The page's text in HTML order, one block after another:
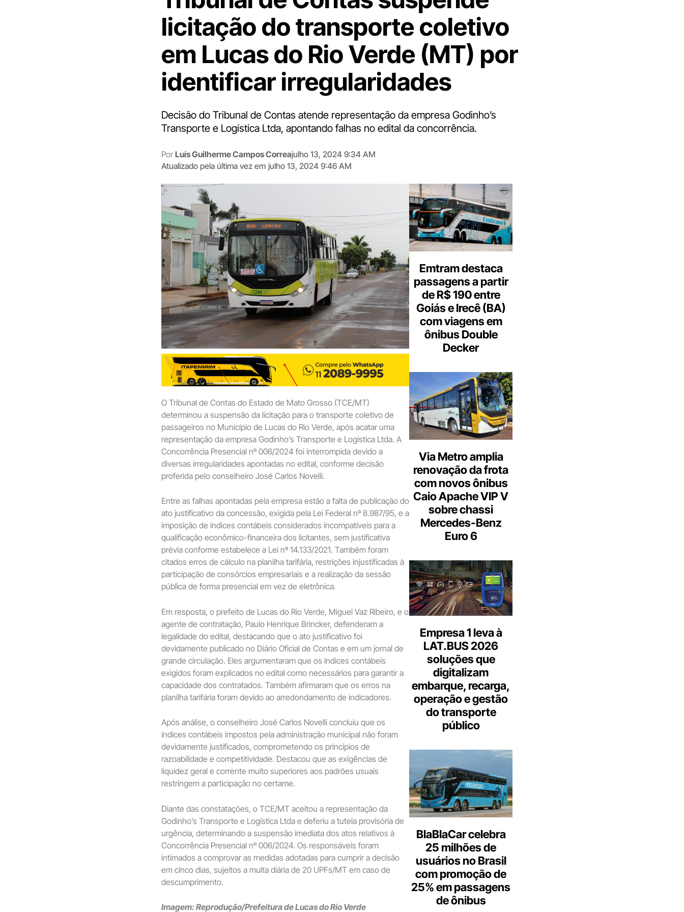
licitação do transporte coletivo
em Lucas do Rio Verde (MT) por
identificar irregularidades
Decisão do Tribunal de Contas atende representação da empresa Godinho’s
Transporte e Logística Ltda, apontando falhas no edital da concorrência.
Por Luís Guilherme Campos Correajulho 13, 2024 9:34 AM
Atualizado pela última vez em julho 13, 2024 9:46 AM
O Tribunal de Contas do Estado de Mato Grosso (TCE/MT)
determinou a suspensão da licitação para o transporte coletivo de
passageiros no Município de Lucas do Rio Verde, após acatar uma
representação da empresa Godinho’s Transporte e Logística Ltda. A
Concorrência Presencial nº 006/2024 foi interrompida devido a
diversas irregularidades apontadas no edital, conforme decisão
proferida pelo conselheiro José Carlos Novelli.
Entre as falhas apontadas pela empresa estão a falta de publicação do
ato justificativo da concessão, exigida pela Lei Federal nº 8.987/95, e a
imposição de índices contábeis considerados incompatíveis para a
qualificação econômico-financeira dos licitantes, sem justificativa
prévia conforme estabelece a Lei nº 14.133/2021. Também foram
citados erros de cálculo na planilha tarifária, restrições injustificadas à
participação de consórcios empresariais e a realização da sessão
pública de forma presencial em vez de eletrônica.
Em resposta, o prefeito de Lucas do Rio Verde, Miguel Vaz Ribeiro, e o
agente de contratação, Paulo Henrique Brincker, defenderam a
legalidade do edital, destacando que o ato justificativo foi
devidamente publicado no Diário Oficial de Contas e em um jornal de
grande circulação. Eles argumentaram que os índices contábeis
exigidos foram explicados no edital como necessários para garantir a
capacidade dos contratados. Também afirmaram que os erros na
planilha tarifária foram devido ao arredondamento de indicadores.
Após análise, o conselheiro José Carlos Novelli concluiu que os
índices contábeis impostos pela administração municipal não foram
devidamente justificados, comprometendo os princípios de
razoabilidade e competitividade. Destacou que as exigências de
liquidez geral e corrente muito superiores aos padrões usuais
restringem a participação no certame.
Diante das constatações, o TCE/MT aceitou a representação da
Godinho’s Transporte e Logística Ltda e deferiu a tutela provisória de
urgência, determinando a suspensão imediata dos atos relativos à
Concorrência Presencial nº 006/2024. Os responsáveis foram
intimados a comprovar as medidas adotadas para cumprir a decisão
em cinco dias, sujeitos a multa diária de 20 UPFs/MT em caso de
descumprimento.
Imagem: Reprodução/Prefeitura de Lucas do Rio Verde
Emtram destaca
passagens a partir
de R$ 190 entre
Goiás e Irecê (BA)
com viagens em
ônibus Double
Decker
Via Metro amplia
renovação da frota
com novos ônibus
Caio Apache VIP V
sobre chassi
Mercedes-Benz
Euro 6
Empresa 1 leva à
LAT.BUS 2026
soluções que
digitalizam
embarque, recarga,
operação e gestão
do transporte
público
BlaBlaCar celebra
25 milhões de
usuários no Brasil
com promoção de
25% em passagens
de ônibus
Digite
aqui
o
seu
mail